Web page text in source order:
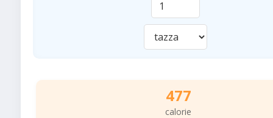
477
calorie